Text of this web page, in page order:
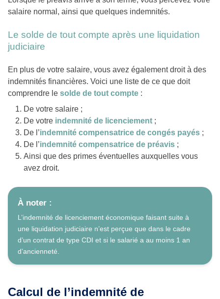
salaire normal, ainsi que quelques indemnités.
Le solde de tout compte après une liquidation
judiciaire
En plus de votre salaire, vous avez également droit à des
indemnités financières. Voici une liste de ce que doit
comprendre le solde de tout compte :
De votre salaire ;
De votre indemnité de licenciement ;
De l’indemnité compensatrice de congés payés ;
De l’indemnité compensatrice de préavis ;
Ainsi que des primes éventuelles auxquelles vous
avez droit.
À noter :
L’indemnité de licenciement économique faisant suite à
une liquidation judiciaire n’est perçue que dans le cadre
d’un contrat de type CDI et si le salarié a au moins 1 an
d’ancienneté.
Calcul de l’indemnité de